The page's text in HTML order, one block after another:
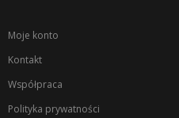
Moje konto
Kontakt
Współpraca
Polityka prywatności